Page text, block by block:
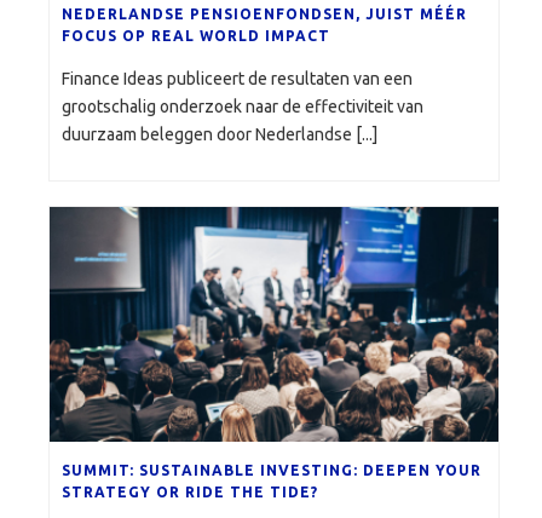
NEDERLANDSE PENSIOENFONDSEN, JUIST MÉÉR
FOCUS OP REAL WORLD IMPACT
Finance Ideas publiceert de resultaten van een
grootschalig onderzoek naar de effectiviteit van
duurzaam beleggen door Nederlandse [...]
SUMMIT: SUSTAINABLE INVESTING: DEEPEN YOUR
STRATEGY OR RIDE THE TIDE?